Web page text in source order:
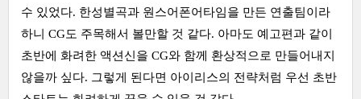
수 있었다. 한성별곡과 원스어폰어타임을 만든 연출팀이라
하니 CG도 주목해서 볼만할 것 같다. 아마도 예고편과 같이
초반에 화려한 액션신을 CG와 함께 환상적으로 만들어내지
않을까 싶다. 그렇게 된다면 아이리스의 전략처럼 우선 초반